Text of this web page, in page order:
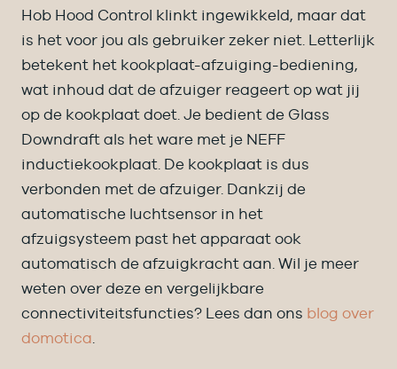
Hob Hood Control klinkt ingewikkeld, maar dat
is het voor jou als gebruiker zeker niet. Letterlijk
betekent het kookplaat-afzuiging-bediening,
wat inhoud dat de afzuiger reageert op wat jij
op de kookplaat doet. Je bedient de Glass
Downdraft als het ware met je NEFF
inductiekookplaat. De kookplaat is dus
verbonden met de afzuiger. Dankzij de
automatische luchtsensor in het
afzuigsysteem past het apparaat ook
automatisch de afzuigkracht aan. Wil je meer
weten over deze en vergelijkbare
connectiviteitsfuncties? Lees dan ons blog over
domotica